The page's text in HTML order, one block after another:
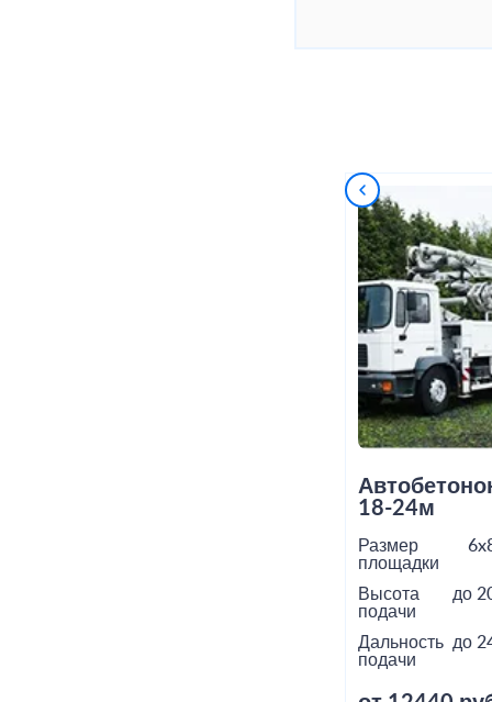
18-24м
Размер
площадки
Высота
подачи
до
Дальность
подачи
до